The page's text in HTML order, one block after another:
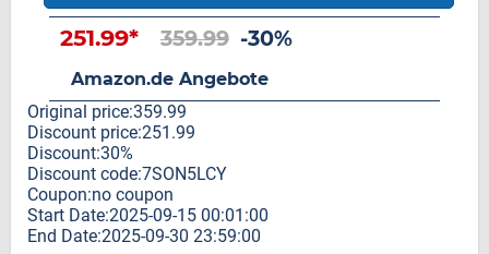
251.99* 359.99 -30%
Amazon.de Angebote
Original price:359.99
Discount price:251.99
Discount:30%
Discount code:7SON5LCY
Coupon:no coupon
Start Date:2025-09-15 00:01:00
End Date:2025-09-30 23:59:00